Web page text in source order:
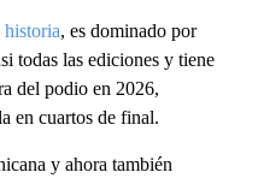
historia, es dominado por
todas las ediciones y tiene
del podio en 2026,
en cuartos de final.
y ahora también